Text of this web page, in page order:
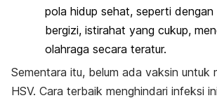
pola hidup sehat, seperti dengan
bergizi, istirahat yang cukup,
olahraga secara teratur.
Sementara itu, belum ada vaksin untuk
HSV. Cara terbaik menghindari infeksi